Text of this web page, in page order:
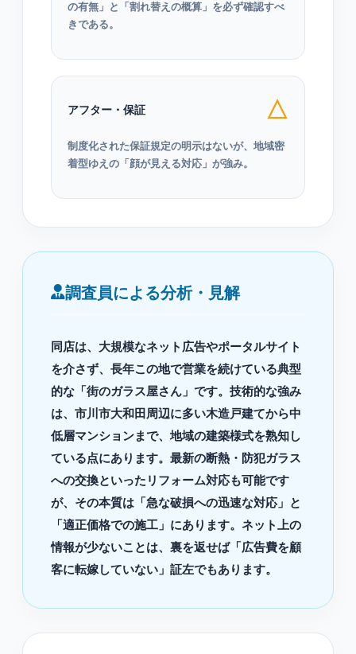
の有無」と「割れ替えの概算」を必ず確認すべ
きである。
アフター・保証 △
制度化された保証規定の明示はないが、地域密
着型ゆえの「顔が見える対応」が強み。
調査員による分析・見解
同店は、大規模なネット広告やポータルサイト
を介さず、長年この地で営業を続けている典型
的な「街のガラス屋さん」です。技術的な強み
は、市川市大和田周辺に多い木造戸建てから中
低層マンションまで、地域の建築様式を熟知し
ている点にあります。最新の断熱・防犯ガラス
への交換といったリフォーム対応も可能です
が、その本質は「急な破損への迅速な対応」と
「適正価格での施工」にあります。ネット上の
情報が少ないことは、裏を返せば「広告費を顧
客に転嫁していない」証左でもあります。